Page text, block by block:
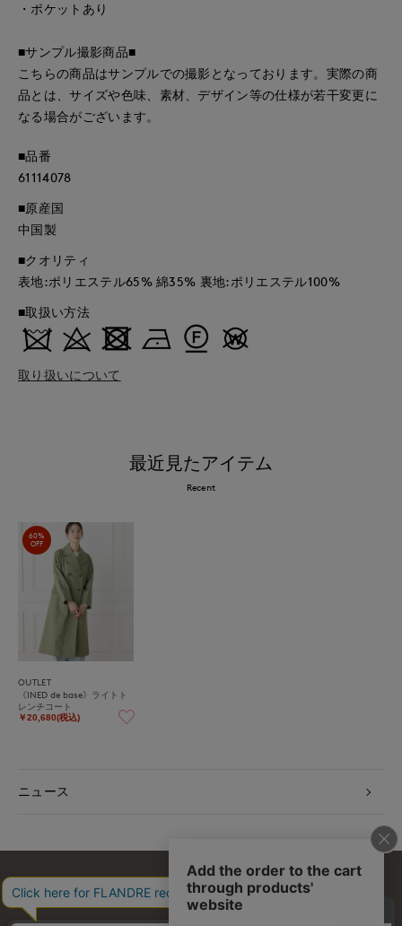
・ポケットあり
■サンプル撮影商品■
こちらの商品はサンプルでの撮影となっております。実際の商
品とは、サイズや色味、素材、デザイン等の仕様が若干変更に
なる場合がございます。
■品番
61114078
■原産国
中国製
■クオリティ
表地:ポリエステル65% 綿35% 裏地:ポリエステル100%
■取扱い方法
取り扱いについて
最近見たアイテム
Recent
60%
OFF
OUTLET
《INED de base》ライトト
レンチコート
￥20,680(税込)
ニュース